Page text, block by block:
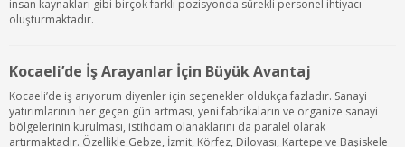
insan kaynakları gibi birçok farklı pozisyonda sürekli personel ihtiyacı
oluşturmaktadır.
Kocaeli’de İş Arayanlar İçin Büyük Avantaj
Kocaeli’de iş arıyorum diyenler için seçenekler oldukça fazladır. Sanayi
yatırımlarının her geçen gün artması, yeni fabrikaların ve organize sanayi
bölgelerinin kurulması, istihdam olanaklarını da paralel olarak
artırmaktadır. Özellikle Gebze, İzmit, Körfez, Dilovası, Kartepe ve Başiskele